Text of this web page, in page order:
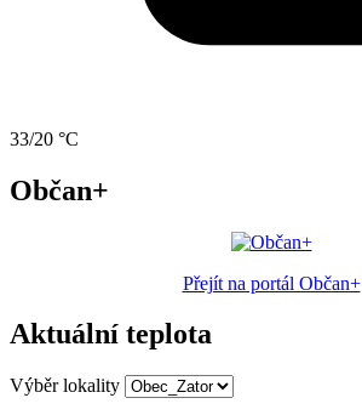
33/20 °C
Občan+
Přejít na portál Občan+
Aktuální teplota
Výběr lokality